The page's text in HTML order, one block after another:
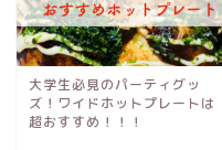
大学生必見のパーティグッ
ズ！ワイドホットプレートは
超おすすめ！！！